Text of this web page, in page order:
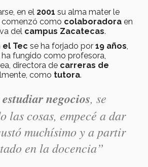
en el 2001 su alma mater le
comenzó como colaboradora en
del campus Zacatecas.
Tec se ha forjado por 19 años,
fungido como profesora,
directora de carreras de
como tutora.
estudiar negocios, se
las cosas, empecé a dar
muchísimo y a partir
en la docencia”